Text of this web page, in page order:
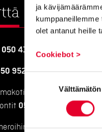
ja
olet antanut heille
Cookiebot >
valinta
Välttämätön
050 4150 450
9520 111
050 9520 112
emme voi